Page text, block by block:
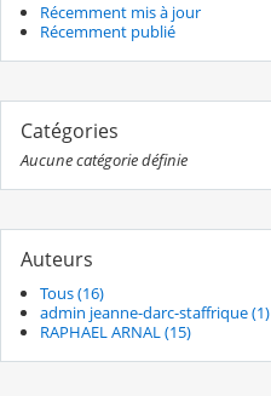
Récemment mis à jour
Récemment publié
Catégories
Aucune catégorie définie
Auteurs
Tous (16)
admin jeanne-darc-staffrique (1)
RAPHAEL ARNAL (15)